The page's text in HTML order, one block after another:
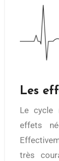
Les
Le cycle menstruel ne compte pas que des
effets
très